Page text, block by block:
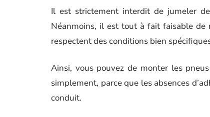
Il est strictement interdit de jumeler
Néanmoins, il est tout à fait faisable de
respectent des conditions bien
Ainsi, vous pouvez de monter les
simplement, parce que les absences
conduit.